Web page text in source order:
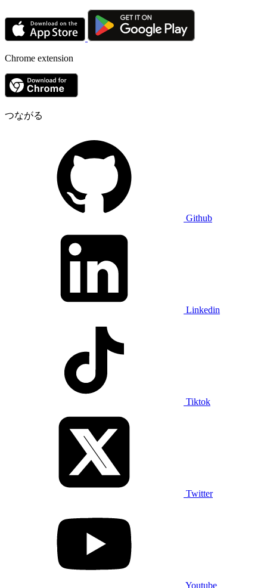
Chrome extension
つながる
Github
Linkedin
Tiktok
Twitter
Youtube